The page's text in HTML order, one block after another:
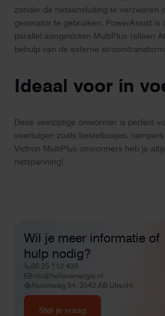
zonder de netaansluiting te verzwaren
generator te gebruiken. PowerAssist is
parallel aangesloten MultiPlus (alleen
behulp van de externe
Ideaal voor in
Deze veelzijdige omvormer is perfect
voertuigen zoals bestelbusjes,
Victron MultiPlus omvormers heb je
netspanning!
Wil je meer informatie of
hulp nodig?
06 25 112 439
info@helionenergie.nl
Atoomweg 54, 3542 AB Utrecht
Stel je vraag